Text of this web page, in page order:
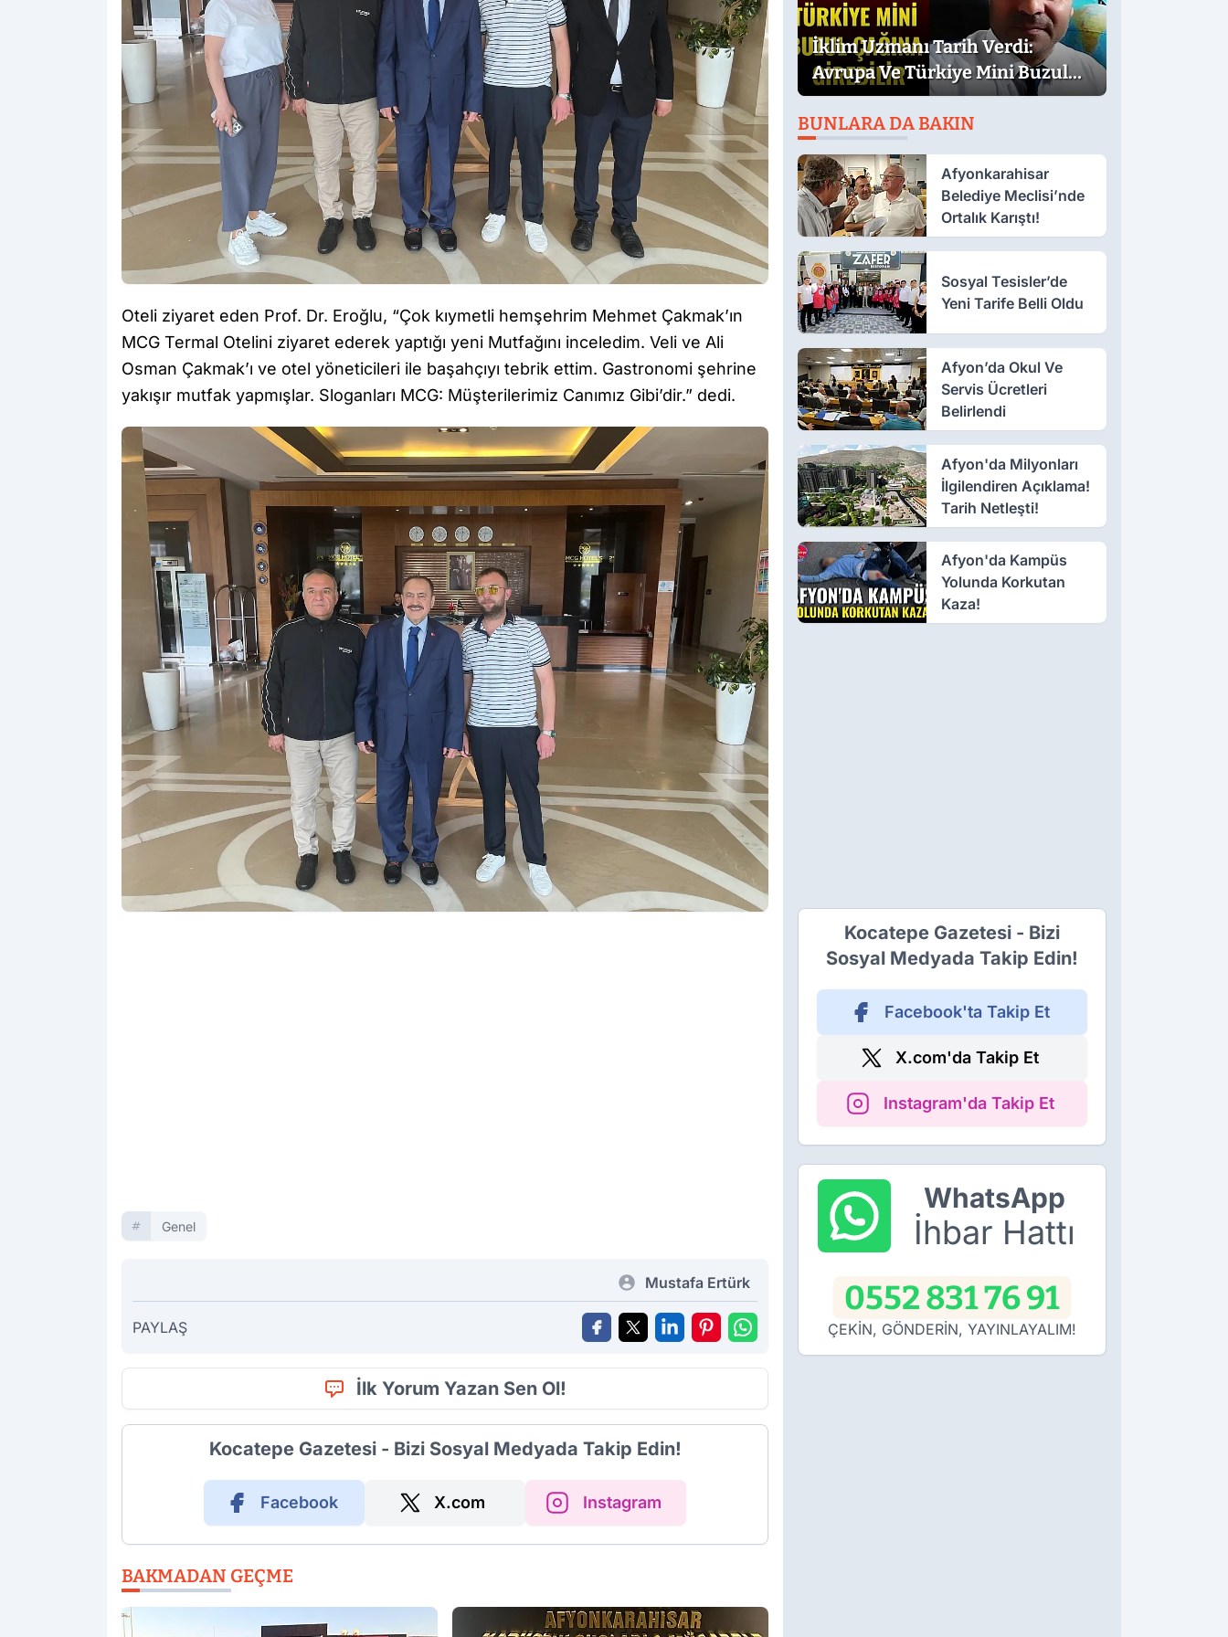
Oteli ziyaret eden Prof. Dr. Eroğlu, “Çok kıymetli hemşehrim Mehmet Çakmak’ın
MCG Termal Otelini ziyaret ederek yaptığı yeni Mutfağını inceledim. Veli ve Ali
Osman Çakmak’ı ve otel yöneticileri ile başahçıyı tebrik ettim. Gastronomi şehrine
yakışır mutfak yapmışlar. Sloganları MCG: Müşterilerimiz Canımız Gibi’dir.” dedi.
Genel
Mustafa Ertürk
PAYLAŞ
İlk Yorum Yazan Sen Ol!
Kocatepe Gazetesi - Bizi Sosyal Medyada Takip Edin!
Facebook X.com Instagram
BAKMADAN GEÇME
İklim Uzmanı Tarih Verdi:
Avrupa Ve Türkiye Mini Buzul
Çağına Girebilir
BUNLARA DA BAKIN
Afyonkarahisar
Belediye Meclisi’nde
Ortalık Karıştı!
Sosyal Tesisler’de
Yeni Tarife Belli Oldu
Afyon’da Okul Ve
Servis Ücretleri
Belirlendi
Afyon'da Milyonları
İlgilendiren Açıklama!
Tarih Netleşti!
Afyon'da Kampüs
Yolunda Korkutan
Kaza!
Kocatepe Gazetesi - Bizi
Sosyal Medyada Takip Edin!
Facebook'ta Takip Et
X.com'da Takip Et
Instagram'da Takip Et
WhatsApp
İhbar Hattı
0552 831 76 91
ÇEKİN, GÖNDERİN, YAYINLAYALIM!